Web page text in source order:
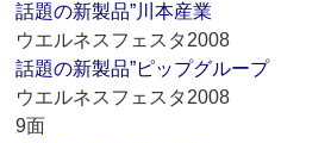
話題の新製品”川本産業
ウエルネスフェスタ2008
話題の新製品”ピップグループ
ウエルネスフェスタ2008
9面